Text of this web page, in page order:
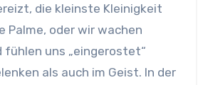
die kleinste Kleinigkeit
Palme, oder wir wachen
fühlen uns „eingerostet“
als auch im Geist. In der